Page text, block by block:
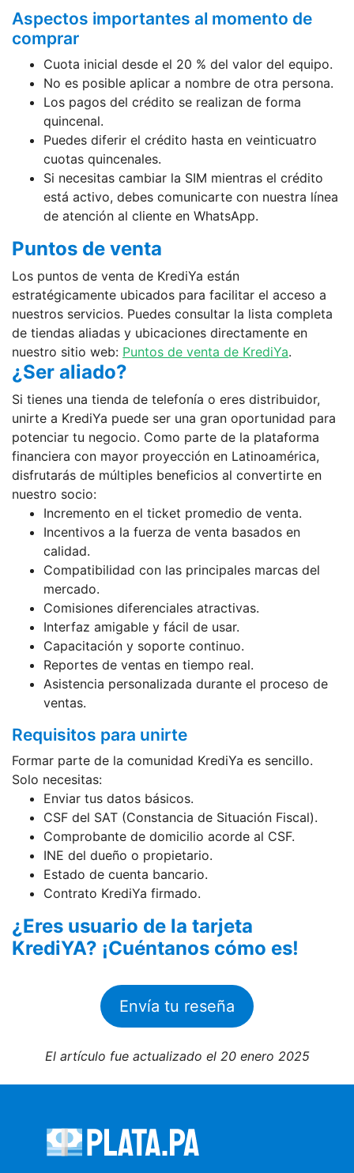
Aspectos importantes al momento de
comprar
Cuota inicial desde el 20 % del valor del equipo.
No es posible aplicar a nombre de otra persona.
Los pagos del crédito se realizan de forma
quincenal.
Puedes diferir el crédito hasta en veinticuatro
cuotas quincenales.
Si necesitas cambiar la SIM mientras el crédito
está activo, debes comunicarte con nuestra línea
de atención al cliente en WhatsApp.
Puntos de venta
Los puntos de venta de KrediYa están
estratégicamente ubicados para facilitar el acceso a
nuestros servicios. Puedes consultar la lista completa
de tiendas aliadas y ubicaciones directamente en
nuestro sitio web: Puntos de venta de KrediYa.
¿Ser aliado?
Si tienes una tienda de telefonía o eres distribuidor,
unirte a KrediYa puede ser una gran oportunidad para
potenciar tu negocio. Como parte de la plataforma
financiera con mayor proyección en Latinoamérica,
disfrutarás de múltiples beneficios al convertirte en
nuestro socio:
Incremento en el ticket promedio de venta.
Incentivos a la fuerza de venta basados en
calidad.
Compatibilidad con las principales marcas del
mercado.
Comisiones diferenciales atractivas.
Interfaz amigable y fácil de usar.
Capacitación y soporte continuo.
Reportes de ventas en tiempo real.
Asistencia personalizada durante el proceso de
ventas.
Requisitos para unirte
Formar parte de la comunidad KrediYa es sencillo.
Solo necesitas:
Enviar tus datos básicos.
CSF del SAT (Constancia de Situación Fiscal).
Comprobante de domicilio acorde al CSF.
INE del dueño o propietario.
Estado de cuenta bancario.
Contrato KrediYa firmado.
¿Eres usuario de la tarjeta
KrediYA? ¡Cuéntanos cómo es!
Envía tu reseña
El artículo fue actualizado el 20 enero 2025